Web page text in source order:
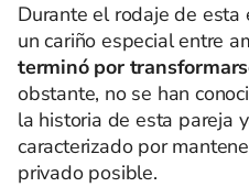
Durante el rodaje de esta
un cariño especial entre
terminó por
obstante, no se han
la historia de esta pareja
caracterizado por
privado posible.